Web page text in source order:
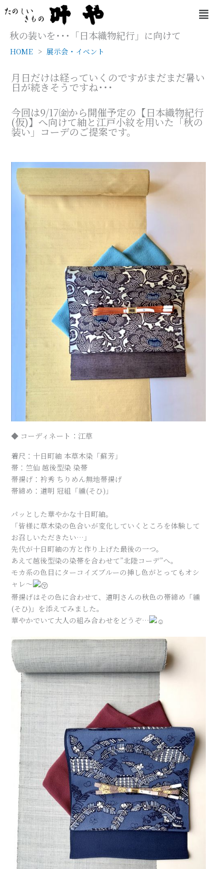
容
メ
ニ
秋の装いを･･･「日本織物紀行」に向けて
HOME 展示会・イベント
月日だけは経っていくのですがまだまだ暑い
日が続きそうですね･･･
今回は9/17㈮から開催予定の【日本織物紀行
(仮)】へ向けて紬と江戸小紋を用いた「秋の
装い」コーデのご提案です。
◆ コーディネート：江草
着尺：十日町紬 本草木染「蘇芳」
帯：竺仙 越後型染 染帯
帯揚げ：衿秀 ちりめん無地帯揚げ
帯締め：道明 冠組「纁(そひ)」
パッとした華やかな十日町紬。
「皆様に草木染の色合いが変化していくところを体験して
お召しいただきたい…」
先代が十日町紬の方と作り上げた最後の一つ。
あえて越後型染の染帯を合わせて”北陸コーデ”へ。
モカ系の色目にターコイズブルーの挿し色がとってもオシ
ャレ〜
帯揚げはその色に合わせて、道明さんの秋色の帯締め「纁
(そひ)」を添えてみました。
華やかでいて大人の組み合わせをどうぞ…